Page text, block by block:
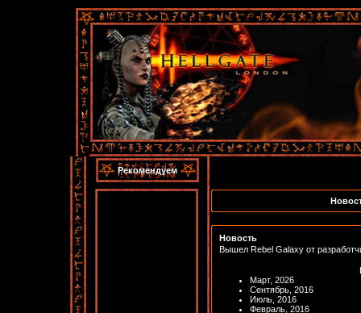
Рекомендуем
Новость
Вышел Rebel Galaxy от
Март, 2026
Сентябрь, 2016
Июль, 2016
Февраль, 2016